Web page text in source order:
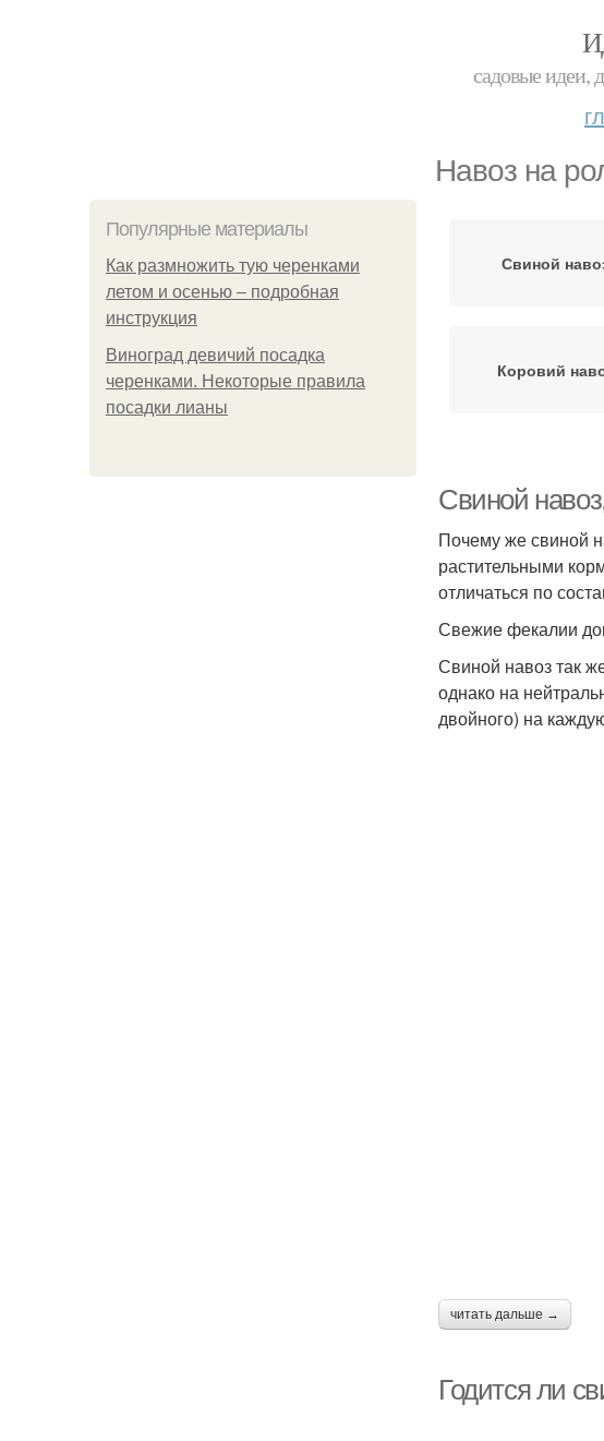
садовые идеи,
Навоз на
Популярные материалы
Как размножить тую черенками
летом и осенью – подробная
инструкция
Виноград девичий посадка
черенками. Некоторые правила
посадки лианы
Свиной
Коровий
Свиной
Почему же свиной
растительными
отличаться по
Свежие фекалии
Свиной навоз так
однако на
двойного) на
читать дальше →
Годится ли